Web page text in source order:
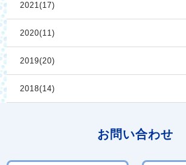
2021(17)
2020(11)
2019(20)
2018(14)
お問い合わせ